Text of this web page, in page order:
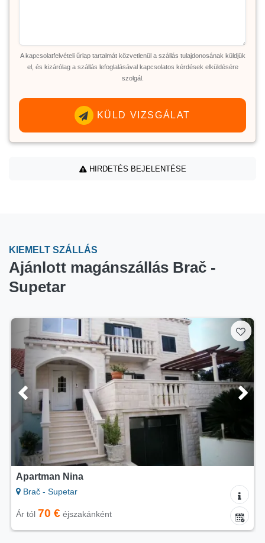
A kapcsolatfelvételi űrlap tartalmát közvetlenül a szállás tulajdonosának küldjük
el, és kizárólag a szállás lefoglalásával kapcsolatos kérdések elküldésére
szolgál.
KÜLD VIZSGÁLAT
HIRDETÉS BEJELENTÉSE
KIEMELT SZÁLLÁS
Ajánlott magánszállás Brač -
Supetar
Apartman Nina
Brač - Supetar
Ár tól 70 € éjszakánként